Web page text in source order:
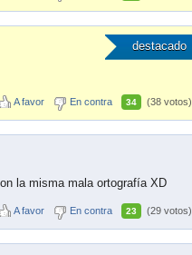
destacado
A favor En contra 34 (38 votos)
la misma mala ortografía XD
A favor En contra 23 (29 votos)